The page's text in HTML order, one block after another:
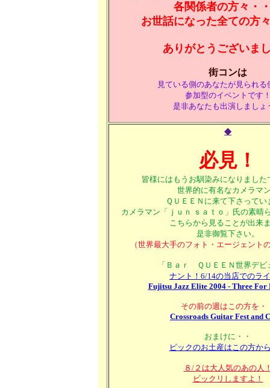
各関係者の方々・
お世話になった全ての方
ありがとうございま
街コンは
見ている側のあなたが見られる
参加型のイベントです
是非あなたも出演しましょ
◆
必見！
皆様にはもうお馴染みになりました
世界的に有名なカメラマ
ＱＵＥＥＮに来て下さってい
カメラマン「ｊｕｎ ｓａｔｏ」氏の素晴
こちらから見ることが出来
是非御覧下さい。
（世界最大手のフォト・エージェント
「Ｂａｒ ＱＵＥＥＮ世界デビ
ナント！6/14の当店でのラ
Fujitsu Jazz Elite 2004 - Three
その前の週はこの方を・
Crossroads Guitar Fest and
おまけに・・
ピックのお土産はこの方か
８/２は大人気のあの人
ビックリしますよ！